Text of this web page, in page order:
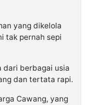
yang dikelola
tak pernah sepi
dari berbagai usia
dan tertata rapi.
Cawang, yang